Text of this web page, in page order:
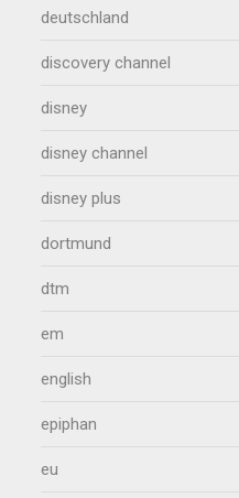
deutschland
discovery channel
disney
disney channel
disney plus
dortmund
dtm
em
english
epiphan
eu